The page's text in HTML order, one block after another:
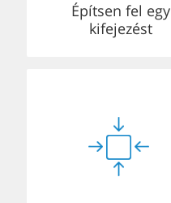
Építsen fel egy
kifejezést